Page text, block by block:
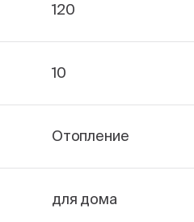
120
10
Отопление
для дома